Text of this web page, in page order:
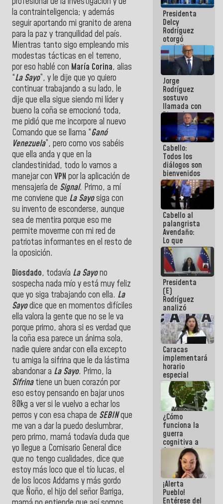
la contrainteligencia; y además
seguir aportando mi granito de arena
para la paz y tranquilidad del país.
Mientras tanto sigo empleando mis
modestas tácticas en el terreno,
por eso hablé con María Corina, alias
“La Sayo”, y le dije que yo quiero
continuar trabajando a su lado, le
dije que ella sigue siendo mi líder y
bueno la coña se emocionó toda,
me pidió que me incorpore al nuevo
Comando que se llama “Ganó
Venezuela”, pero como vos sabéis
que ella anda y que en la
clandestinidad, todo lo vamos a
manejar con VPN por la aplicación de
mensajería de Signal. Primo, a mí
me conviene que La Sayosiga con
su invento de esconderse, aunque
sea de mentira porque eso me
permite moverme con mi red de
patriotas informantes en el resto de
la oposición.
Diosdado, todavía La Sayono
sospecha nada mío y está muy feliz
que yo siga trabajando con ella. La
Sayodice que en momentos difíciles
ella valora la gente que no se le va
porque primo, ahora si es verdad que
la coña esa parece un ánima sola,
nadie quiere andar con ella excepto
tu amiga la sifrina que le da lástima
abandonar a La Sayo. Primo, la
Sifrinatiene un buen corazón por
eso estoy pensando en bajar unos
80kg a ver si le vuelvo a echar los
perros y con esa chapa de SEBINque
me van a dar la puedo deslumbrar,
pero primo, mamá todavía duda que
yo llegue a Comisario General dice
que no tengo cualidades, dice que
estoy más loco que el tío lucas, el
de los locos Addams y más gordo
que Ñoño, el hijo del señor Barriga,
que haces
es
embarrarla
Presidenta
Delcy
Rodríguez
otorgó
medalla
"Héroe de
Venezuela"
a servidores
públicos
Jorge
Rodríguez
sostuvo
llamada con
Dinorah
Figuera y
acuerdan
primer
encuentro
presencial
para el
diálogo
Cabello:
Todos los
diálogos son
bienvenidos
siempre que
estén en el
marco de la
Constitución
de la
República
Cabello al
palangrista
Avendaño:
Lo que
vayas a
escribir
hazlo hoy
por que no
sabemos si
la semana
que viene
hay
programa
Presidenta
(E)
Rodríguez
analizó
junto a
gobernadores
planes de
recuperación
del Sistema
Eléctrico
Nacional
Caracas
implementará
horario
especial
para
adaptarse
al plan de
ahorro
energético
¿Cómo
funciona la
guerra
cognitiva a
favor de la
narrativa
hegemónica?
(1)
¡Alerta
Pueblo!
Entérese del